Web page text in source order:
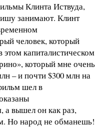
Клинта Иствуда,
занимают. Клинт
человек, который
этом капиталистическом
который мне очень
– и почти $300 млн на
шел в
а вышел он как раз,
Но народ не обманешь!